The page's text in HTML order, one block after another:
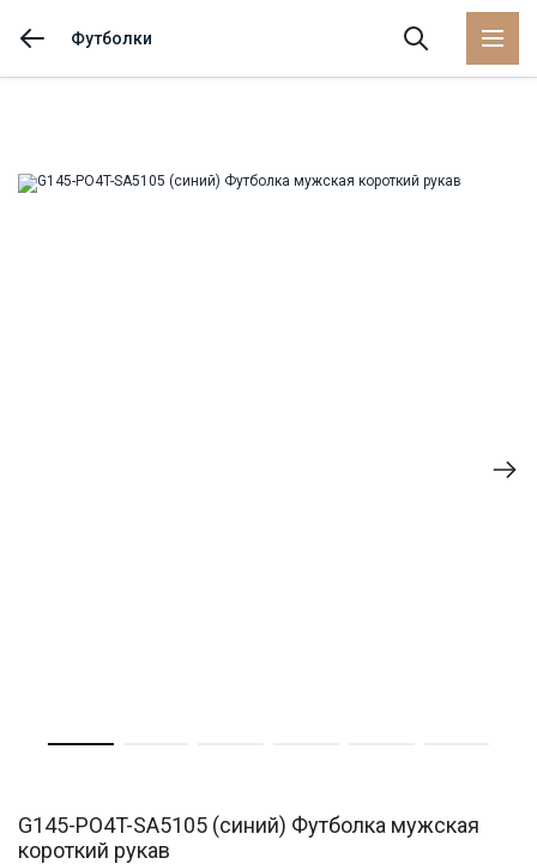
Футболки
G145-PO4T-SA5105 (синий) Футболка мужская
короткий рукав